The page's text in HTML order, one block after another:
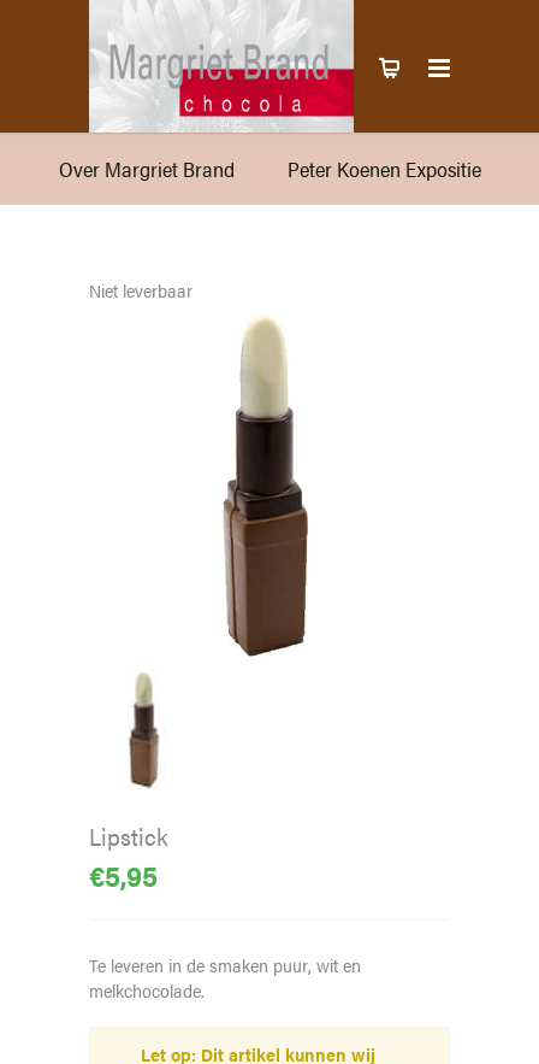
Over Margriet Brand Peter Koenen Expositie
Niet leverbaar
Lipstick
€5,95
Te leveren in de smaken puur, wit en
melkchocolade.
Let op: Dit artikel kunnen wij